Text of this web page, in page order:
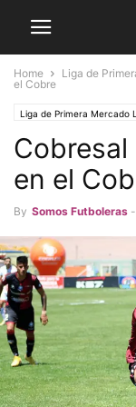
Home Liga de
el Cobre
Liga de Primera Mercado
en el
By Somos Futboleras -